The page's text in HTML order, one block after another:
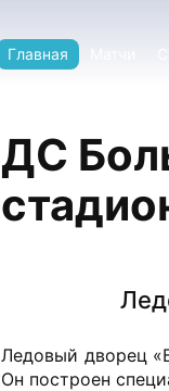
Главная
ДС
Ледовый дворец
Он построен